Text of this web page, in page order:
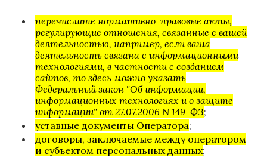
перечислите нормативно-правовые акты,
регулирующие отношения, связанные с вашей
деятельностью, например, если ваша
деятельность связана с информационными
технологиями, в частности с созданием
сайтов, то здесь можно указать
Федеральный закон "Об информации,
информационных технологиях и о защите
информации" от 27.07.2006 N 149-ФЗ;
уставные документы Оператора;
договоры, заключаемые между оператором
и субъектом персональных данных;